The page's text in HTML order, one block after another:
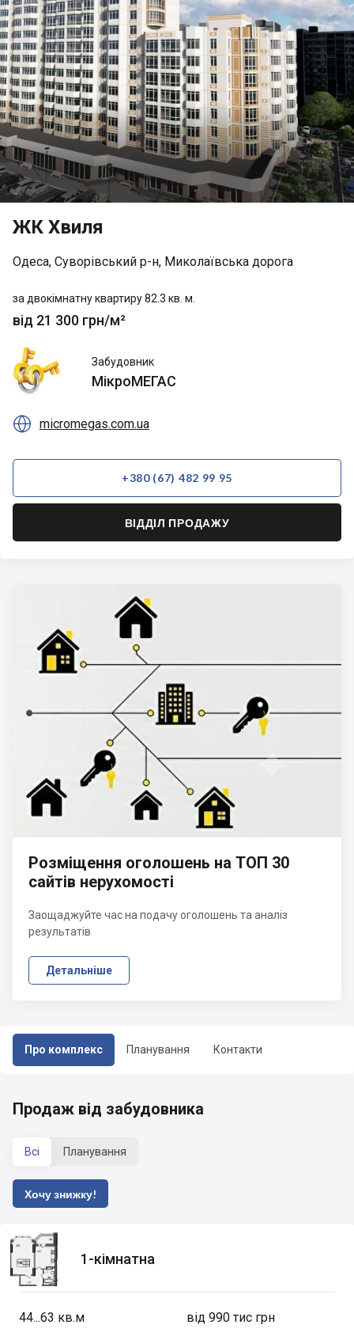
Про комплекс Планування Контакти
ЖК Хвиля
Одеса, Суворівський р-н, Миколаївська дорога
за двокімнатну квартиру 82.3 кв. м.
від 21 300 грн/м²
МікроМЕГАС Забудовник
МікроМЕГАС
 micromegas.com.ua
+380 (67) 482 99 95
ВІДДІЛ ПРОДАЖУ
Розміщення оголошень на ТОП 30
сайтів нерухомості
Заощаджуйте час на подачу оголошень та аналіз
результатів
Детальніше
Продаж від забудовника
Всі Планування
Хочу знижку!
1-кімнатна
44...63 кв.м від 990 тис грн